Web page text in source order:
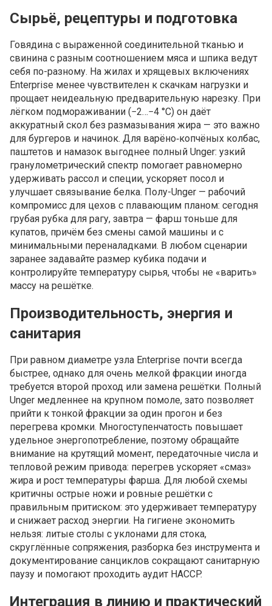
Сырьё, рецептуры и подготовка
Говядина с выраженной соединительной тканью и
свинина с разным соотношением мяса и шпика ведут
себя по-разному. На жилах и хрящевых включениях
Enterprise менее чувствителен к скачкам нагрузки и
прощает неидеальную предварительную нарезку. При
лёгком подмораживании (−2…−4 °C) он даёт
аккуратный скол без размазывания жира — это важно
для бургеров и начинок. Для варёно‑копчёных колбас,
паштетов и намазок выгоднее полный Unger: узкий
гранулометрический спектр помогает равномерно
удерживать рассол и специи, ускоряет посол и
улучшает связывание белка. Полу-Unger — рабочий
компромисс для цехов с плавающим планом: сегодня
грубая рубка для рагу, завтра — фарш тоньше для
купатов, причём без смены самой машины и с
минимальными переналадками. В любом сценарии
заранее задавайте размер кубика подачи и
контролируйте температуру сырья, чтобы не «варить»
массу на решётке.
Производительность, энергия и
санитария
При равном диаметре узла Enterprise почти всегда
быстрее, однако для очень мелкой фракции иногда
требуется второй проход или замена решётки. Полный
Unger медленнее на крупном помоле, зато позволяет
прийти к тонкой фракции за один прогон и без
перегрева кромки. Многоступенчатость повышает
удельное энергопотребление, поэтому обращайте
внимание на крутящий момент, передаточные числа и
тепловой режим привода: перегрев ускоряет «смаз»
жира и рост температуры фарша. Для любой схемы
критичны острые ножи и ровные решётки с
правильным притиском: это удерживает температуру
и снижает расход энергии. На гигиене экономить
нельзя: литые столы с уклонами для стока,
скруглённые сопряжения, разборка без инструмента и
документирование санциклов сокращают санитарную
паузу и помогают проходить аудит HACCP.
Интеграция в линию и практический